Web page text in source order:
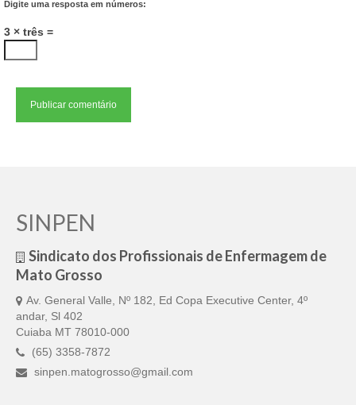
Digite uma resposta em números:
3 × três =
SINPEN
Sindicato dos Profissionais de Enfermagem de
Mato Grosso
Av. General Valle, Nº 182, Ed Copa Executive Center, 4º
andar, Sl 402
Cuiaba MT 78010-000
(65) 3358-7872
sinpen.matogrosso@gmail.com